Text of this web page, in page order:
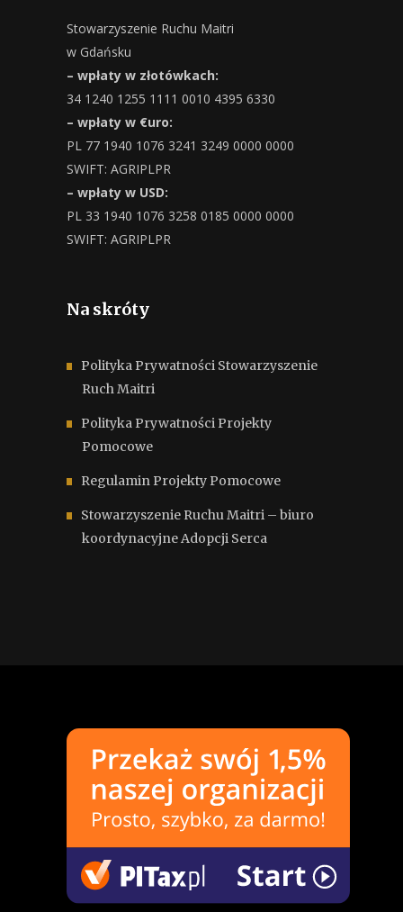
Stowarzyszenie Ruchu Maitri
w Gdańsku
– wpłaty w złotówkach:
34 1240 1255 1111 0010 4395 6330
– wpłaty w €uro:
PL 77 1940 1076 3241 3249 0000 0000
SWIFT: AGRIPLPR
– wpłaty w USD:
PL 33 1940 1076 3258 0185 0000 0000
SWIFT: AGRIPLPR
Na skróty
Polityka Prywatności Stowarzyszenie
Ruch Maitri
Polityka Prywatności Projekty
Pomocowe
Regulamin Projekty Pomocowe
Stowarzyszenie Ruchu Maitri – biuro
koordynacyjne Adopcji Serca